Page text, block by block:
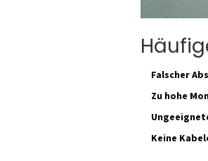
Falscher
Zu hohe
Keine